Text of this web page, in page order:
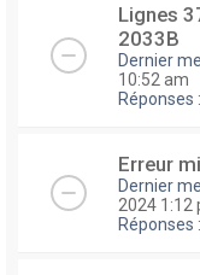
Lignes
2033B
Dernier
10:52 am
Réponses :
Erreur
Dernier
2024 1:12
Réponses :